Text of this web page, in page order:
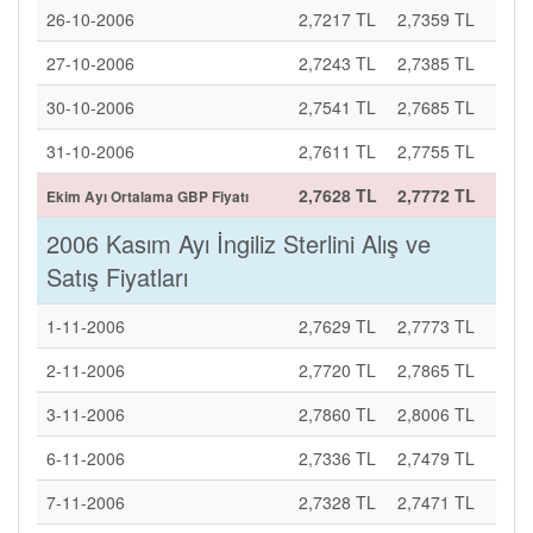
26-10-2006 2,7217 TL
2,7359 TL
27-10-2006
2,7243 TL
2,7385 TL
30-10-2006
2,7541 TL
2,7685 TL
31-10-2006
2,7611 TL 2,7755 TL
Ekim Ayı Ortalama GBP Fiyatı 2,7628 TL 2,7772 TL
2006 Kasım Ayı İngiliz Sterlini Alış ve
Satış Fiyatları
1-11-2006 2,7629 TL
2,7773 TL
2-11-2006
2,7720 TL
2,7865 TL
3-11-2006
2,7860 TL
2,8006 TL
6-11-2006
2,7336 TL
2,7479 TL
7-11-2006
2,7328 TL
2,7471 TL